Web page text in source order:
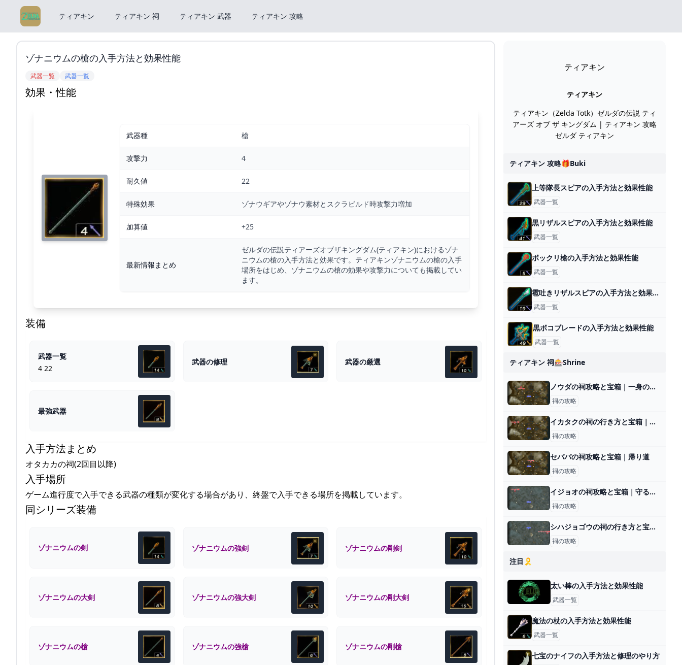
ティアキン ティアキン 祠 ティアキン 武器 ティアキン 攻略
ゾナニウムの槍の入手方法と効果性能
武器一覧 武器一覧
効果・性能
武器種 槍
攻撃力 4
耐久値 22
特殊効果 ゾナウギアやゾナウ素材とスクラビルド時攻撃力増加
加算値 +25
最新情報まとめ
ゼルダの伝説ティアーズオブザキングダム(ティアキン)におけるゾナ
ニウムの槍の入手方法と効果です。ティアキンゾナニウムの槍の入手
場所をはじめ、ゾナニウムの槍の効果や攻撃力についても掲載してい
ます。
装備
武器一覧
4 22
武器の修理 武器の厳選
最強武器
入手方法まとめ
オタカカの祠(2回目以降)
入手場所
ゲーム進行度で入手できる武器の種類が変化する場合があり、終盤で入手できる場所を掲載しています。
同シリーズ装備
ゾナニウムの剣 ゾナニウムの強剣 ゾナニウムの剛剣
ゾナニウムの大剣 ゾナニウムの強大剣 ゾナニウムの剛大剣
ゾナニウムの槍 ゾナニウムの強槍 ゾナニウムの剛槍
ティアキン
ティアキン
ティアキン（Zelda Totk）ゼルダの伝説 ティ
アーズ オブ ザ キングダム | ティアキン 攻略
ゼルダ ティアキン
ティアキン 攻略🎁buki
上等隊長スピアの入手方法と効果性能
武器一覧
黒リザルスピアの入手方法と効果性能
武器一覧
ボックリ槍の入手方法と効果性能
武器一覧
雹吐きリザルスピアの入手方法と効果性能
武器一覧
黒ボコブレードの入手方法と効果性能
武器一覧
ティアキン 祠🎰shrine
ノウダの祠攻略と宝箱｜一身の戦い 中等
祠の攻略
イカタクの祠の行き方と宝箱｜ロケットがなくなったら？
祠の攻略
セパパの祠攻略と宝箱｜帰り道
祠の攻略
イジョオの祠攻略と宝箱｜守るだけにあらず
祠の攻略
シハジョゴウの祠の行き方と宝箱｜ラウルの祝福
祠の攻略
注目🎗️
太い棒の入手方法と効果性能
武器一覧
魔法の杖の入手方法と効果性能
武器一覧
七宝のナイフの入手方法と修理のやり方